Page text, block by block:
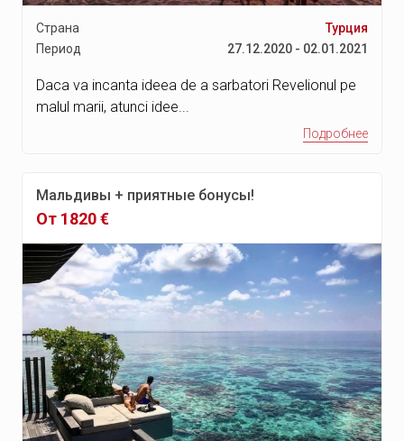
Касабланка
Марракеш
Фес
Эссуэейра
Уалидия
Паксе
Барбуда
Улудаг
Паландокен (Эрзурум)
Эрджиес (Кайсери)
Бурса
Страна
Турция
Период
27.12.2020 - 02.01.2021
Daca va incanta ideea de a sarbatori Revelionul pe
malul marii, atunci idee...
Подробнее
Мальдивы + приятные бонусы!
От 1820 €